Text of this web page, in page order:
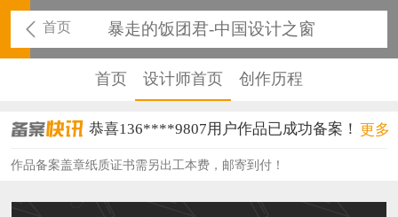
首页 暴走的饭团君-中国设计之窗
首页 设计师首页 创作历程
恭喜136****9807用户作品已成功备案！
恭喜159****4930用户作品已成功备案！
更多
作品备案盖章纸质证书需另出工本费，邮寄到付！